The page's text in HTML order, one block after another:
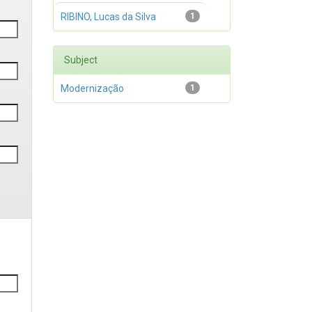
1
RIBINO, Lucas da Silva
Subject
1
Modernização